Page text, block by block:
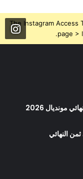
The Instagram Access
page >
مونديال 2026
النهائي